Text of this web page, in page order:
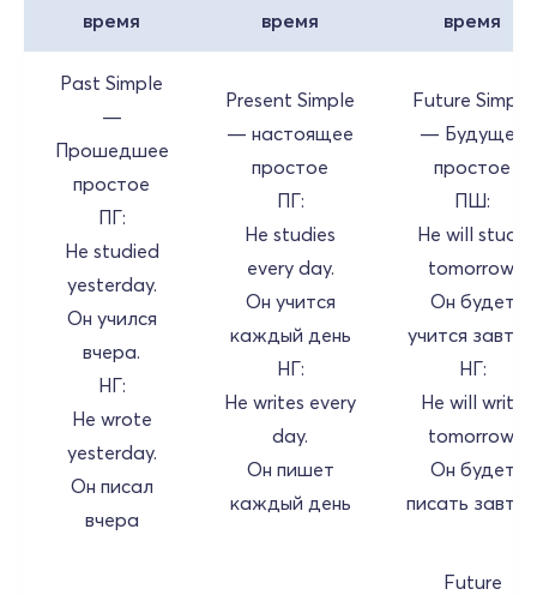
время
время
время
Past Simple
—
Прошедшее
простое
ПГ:
He studied
yesterday.
Он учился
вчера.
НГ:
He wrote
yesterday.
Он писал
вчера
Present Simple
— настоящее
простое
ПГ:
He studies
every day.
Он учится
каждый день
НГ:
He writes every
day.
Он пишет
каждый день
Future Simple
— Будущее
простое
ПШ:
He will study
tomorrow.
Он будет
учится завтра
НГ:
He will write
tomorrow.
Он будет
писать
Future